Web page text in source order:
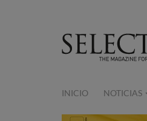
INICIO NOTICIAS